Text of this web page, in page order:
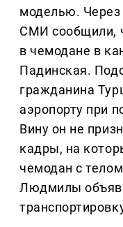
моделью. Через
СМИ сообщили,
в чемодане в
Падинская.
гражданина
аэропорту при
Вину он не
кадры, на
чемодан с
Людмилы